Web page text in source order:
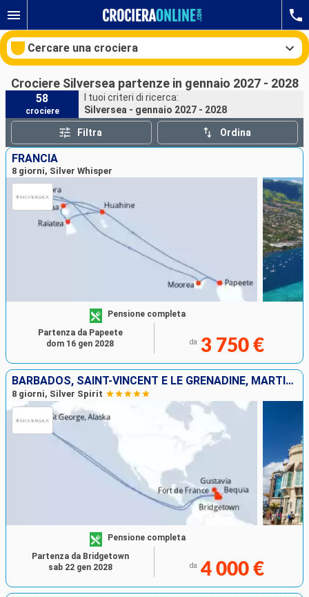
Cercare una crociera
Le nostre destinazioni
Mesi di partenza
Porti
Crociere Silversea partenze in gennaio 2027 - 2028
58
crociere
I tuoi criteri di ricerca:
Silversea - gennaio 2027 - 2028
Filtra Ordina
FRANCIA
8 giorni, Silver Whisper
Pensione completa
da 3 750 €
Partenza da Papeete
dom 16 gen 2028
BARBADOS, SAINT-VINCENT E LE GRENADINE, MARTINICA, FRANCIA, DOMINICA, GRENADA, SANTA LUCIA
8 giorni, Silver Spirit
Pensione completa
da 4 000 €
Partenza da Bridgetown
sab 22 gen 2028